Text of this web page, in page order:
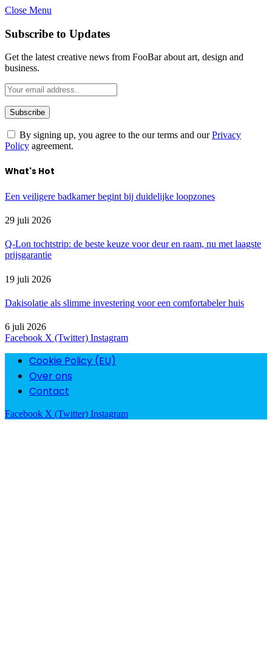
Close Menu
Subscribe to Updates
Get the latest creative news from FooBar about art, design and
business.
By signing up, you agree to the our terms and ourPrivacy
Policy agreement.
What's Hot
Een veiligere badkamer begint bij duidelijke loopzones
29 juli 2026
Q-Lon tochtstrip: de beste keuze voor deur en raam, nu met laagste
prijsgarantie
19 juli 2026
Dakisolatie als slimme investering voor een comfortabeler huis
6 juli 2026
Facebook X (Twitter) Instagram
Cookie Policy (EU)
Over ons
Contact
Facebook X (Twitter) Instagram